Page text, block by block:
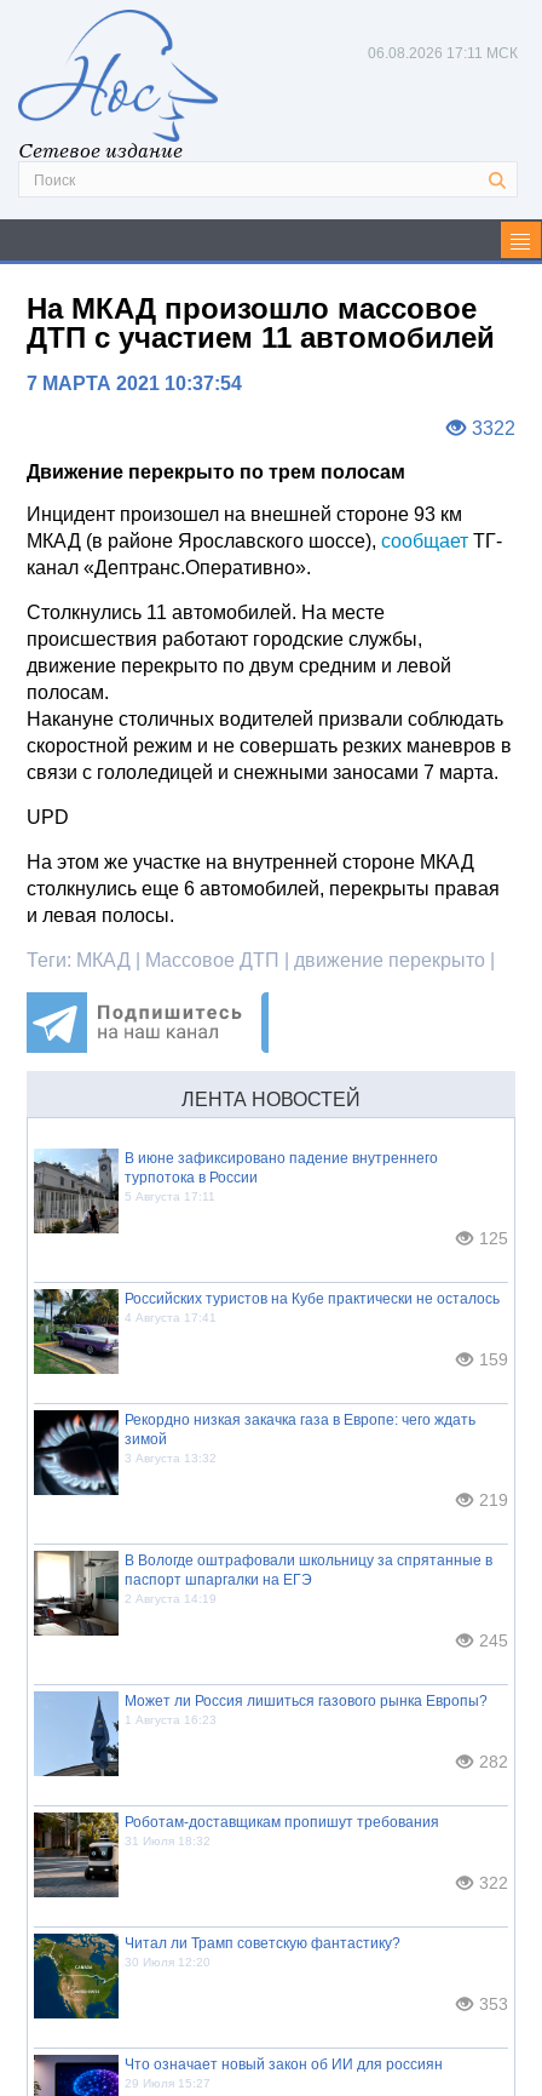
Сетевое издание
06.08.2026 17:11 МСК
На МКАД произошло массовое
ДТП с участием 11 автомобилей
7 МАРТА 2021 10:37:54
3322
Движение перекрыто по трем полосам
Инцидент произошел на внешней стороне 93 км
МКАД (в районе Ярославского шоссе),сообщает ТГ-
канал «Дептранс.Оперативно».
Столкнулись 11 автомобилей. На месте
происшествия работают городские службы,
движение перекрыто по двум средним и левой
полосам.
Накануне столичных водителей призвали соблюдать
скоростной режим и не совершать резких маневров в
связи с гололедицей и снежными заносами 7 марта.
UPD
На этом же участке на внутренней стороне МКАД
столкнулись еще 6 автомобилей, перекрыты правая
и левая полосы.
Теги: МКАД | Массовое ДТП | движение перекрыто |
ЛЕНТА НОВОСТЕЙ
В июне зафиксировано падение внутреннего
турпотока в России
5 Августа 17:11
125
Российских туристов на Кубе практически не осталось
4 Августа 17:41
159
Рекордно низкая закачка газа в Европе: чего ждать
зимой
3 Августа 13:32
219
В Вологде оштрафовали школьницу за спрятанные в
паспорт шпаргалки на ЕГЭ
2 Августа 14:19
245
Может ли Россия лишиться газового рынка Европы?
1 Августа 16:23
282
Роботам-доставщикам пропишут требования
31 Июля 18:32
322
Читал ли Трамп советскую фантастику?
30 Июля 12:20
353
Что означает новый закон об ИИ для россиян
29 Июля 15:27